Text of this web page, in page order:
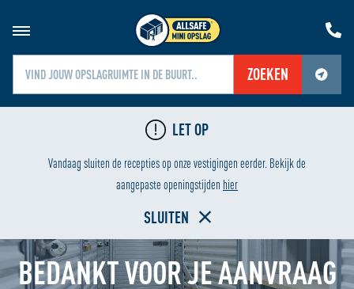
ZOEKEN
Jouw locatiediensten zijn uitgeschakeld.
Schakel jouw locatiediensten in om deze functie te gebruiken.
LET OP
Vandaag sluiten de recepties op onze vestigingen eerder. Bekijk de
aangepaste openingstijden hier
SLUITEN
LAAGSTE PRIJS
Home
BEDANKT VOOR JE AANVRAAG